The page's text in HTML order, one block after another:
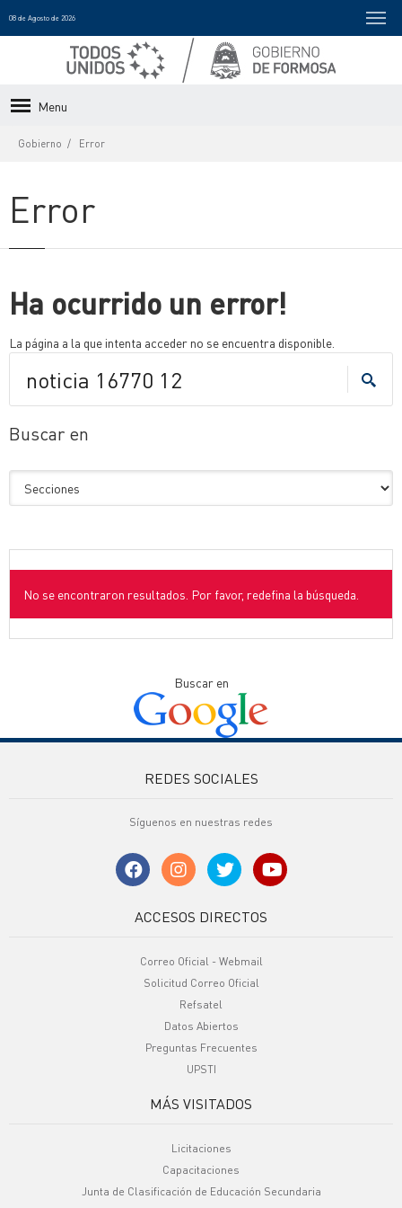
08 de Agosto de 2026
Menu
Gobierno Error
Error
Ha ocurrido un error!
La página a la que intenta acceder no se encuentra disponible.
Buscar en
No se encontraron resultados. Por favor, redefina la búsqueda.
Buscar en
REDES SOCIALES
Síguenos en nuestras redes
ACCESOS DIRECTOS
Correo Oficial - Webmail
Solicitud Correo Oficial
Refsatel
Datos Abiertos
Preguntas Frecuentes
UPSTI
MÁS VISITADOS
Licitaciones
Capacitaciones
Junta de Clasificación de Educación Secundaria